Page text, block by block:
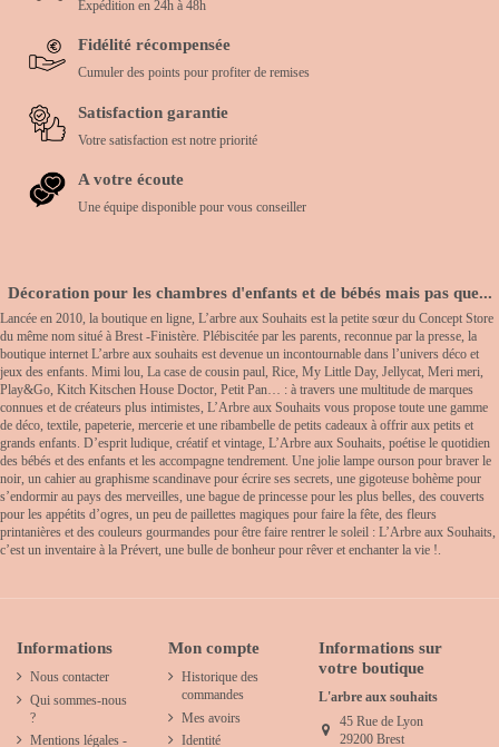
Expédition en 24h à 48h
Fidélité récompensée
Cumuler des points pour profiter de remises
Satisfaction garantie
Votre satisfaction est notre priorité
A votre écoute
Une équipe disponible pour vous conseiller
Décoration pour les chambres d'enfants et de bébés mais pas que...
Lancée en 2010, la boutique en ligne, L’arbre aux Souhaits est la petite sœur du Concept Store
du même nom situé à Brest -Finistère. Plébiscitée par les parents, reconnue par la presse, la
boutique internet L’arbre aux souhaits est devenue un incontournable dans l’univers déco et
jeux des enfants. Mimi lou, La case de cousin paul, Rice, My Little Day, Jellycat, Meri meri,
Play&Go, Kitch Kitschen House Doctor, Petit Pan… : à travers une multitude de marques
connues et de créateurs plus intimistes, L’Arbre aux Souhaits vous propose toute une gamme
de déco, textile, papeterie, mercerie et une ribambelle de petits cadeaux à offrir aux petits et
grands enfants. D’esprit ludique, créatif et vintage, L’Arbre aux Souhaits, poétise le quotidien
des bébés et des enfants et les accompagne tendrement. Une jolie lampe ourson pour braver le
noir, un cahier au graphisme scandinave pour écrire ses secrets, une gigoteuse bohème pour
s’endormir au pays des merveilles, une bague de princesse pour les plus belles, des couverts
pour les appétits d’ogres, un peu de paillettes magiques pour faire la fête, des fleurs
printanières et des couleurs gourmandes pour être faire rentrer le soleil : L’Arbre aux Souhaits,
c’est un inventaire à la Prévert, une bulle de bonheur pour rêver et enchanter la vie !.
Informations
Nous contacter
Qui sommes-nous
?
Mentions légales -
Mon compte
Historique des
commandes
Mes avoirs
Identité
Informations sur
votre boutique
L'arbre aux souhaits
45 Rue de Lyon
29200 Brest